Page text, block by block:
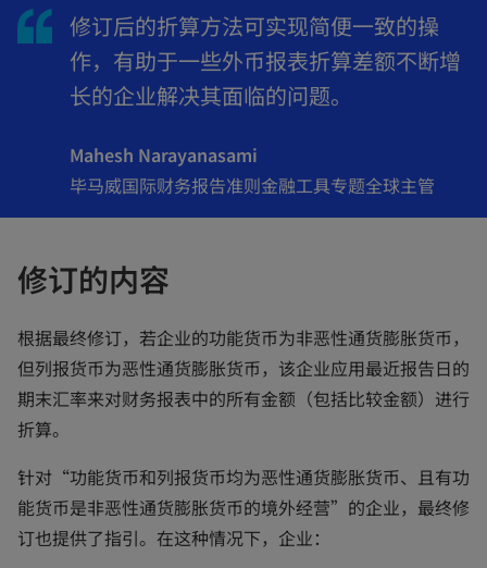
a
b
修订后的折算方法可实现简便一致的操
作，有助于一些外币报表折算差额不断增
长的企业解决其面临的问题。
Mahesh Narayanasami
毕马威国际财务报告准则金融工具专题全球主管
修订的内容
根据最终修订，若企业的功能货币为非恶性通货膨胀货币，
但列报货币为恶性通货膨胀货币，该企业应用最近报告日的
期末汇率来对财务报表中的所有金额（包括比较金额）进行
折算。
针对“功能货币和列报货币均为恶性通货膨胀货币、且有功
能货币是非恶性通货膨胀货币的境外经营”的企业，最终修
订也提供了指引。在这种情况下，企业：